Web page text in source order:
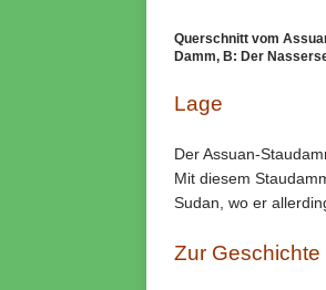
Querschnitt vom
Damm, B: Der
Lage
Der Assuan-
Mit diesem
Sudan, wo er
Zur